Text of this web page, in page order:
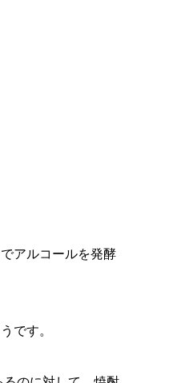
アルコールを発酵
です。